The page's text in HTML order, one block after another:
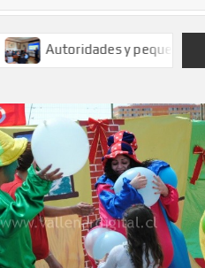
Autoridades y pequeños